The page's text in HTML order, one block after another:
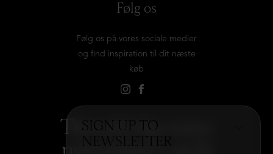
SIGN UP TO
Følg os
Følg os på vores sociale medier
og find inspiration til dit næste
køb
Tilmeld dig vores